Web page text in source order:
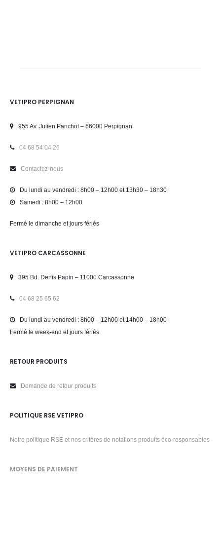
VETIPRO PERPIGNAN
955 Av. Julien Panchot – 66000 Perpignan
04 68 54 04 26
Contactez-nous
Du lundi au vendredi : 8h00 – 12h00 et 13h30 – 18h30
Samedi : 8h00 – 12h00
Fermé le dimanche et jours fériés
VETIPRO CARCASSONNE
395 Bd. Denis Papin – 11000 Carcassonne
04 68 25 65 62
Du lundi au vendredi : 8h00 – 12h00 et 14h00 – 18h00
Fermé le week-end et jours fériés
RETOUR PRODUITS
Demande de retour produits
POLITIQUE RSE VETIPRO
Notre politique RSE et nos critères de notations produits éco-responsables
MOYENS DE PAIEMENT